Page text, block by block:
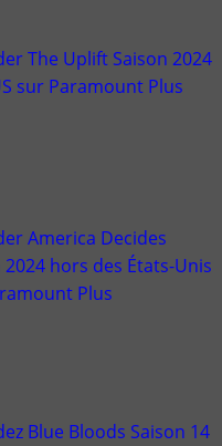
The Uplift Saison 2024
sur Paramount Plus
America Decides
2024 hors des États-Unis
Plus
Blue Bloods Saison 14